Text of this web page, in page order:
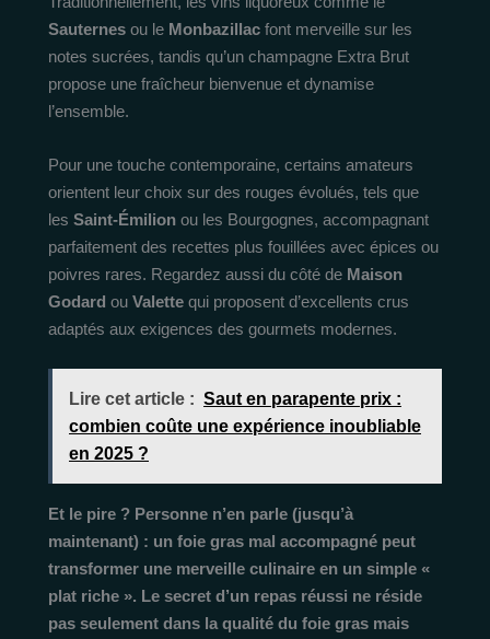
Sauternes ou le Monbazillac font merveille sur les
notes sucrées, tandis qu’un champagne Extra Brut
propose une fraîcheur bienvenue et dynamise
l’ensemble.
Pour une touche contemporaine, certains amateurs
orientent leur choix sur des rouges évolués, tels que
les Saint-Émilion ou les Bourgognes, accompagnant
parfaitement des recettes plus fouillées avec épices ou
poivres rares. Regardez aussi du côté de Maison
Godard ou Valette qui proposent d’excellents crus
adaptés aux exigences des gourmets modernes.
Lire cet article : Saut en parapente prix :
combien coûte une expérience inoubliable
en 2025 ?
Et le pire ? Personne n’en parle (jusqu’à
maintenant) : un foie gras mal accompagné peut
transformer une merveille culinaire en un simple «
plat riche ». Le secret d’un repas réussi ne réside
pas seulement dans la qualité du foie gras mais